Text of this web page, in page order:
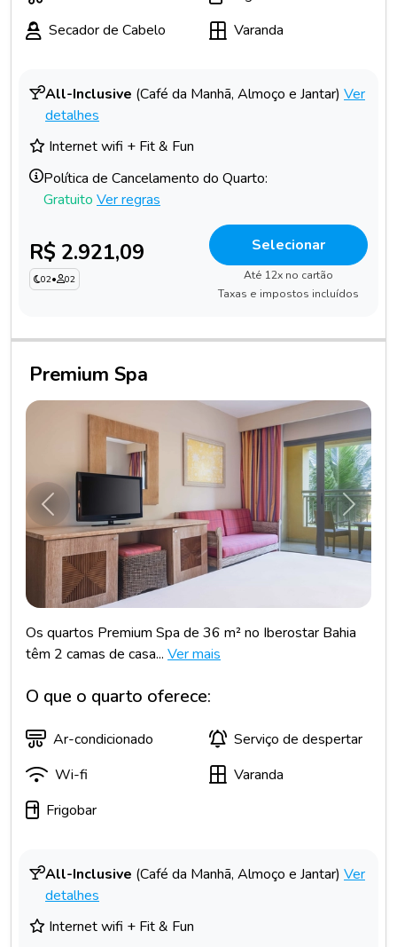
Secador de Cabelo
Varanda
All-Inclusive (Café da Manhã, Almoço e Jantar) Ver
detalhes
Internet wifi + Fit & Fun
Política de Cancelamento do Quarto:
Gratuito Ver regras
R$ 2.921,09
02• 02
Selecionar
Até 12x no cartão
Taxas e impostos incluídos
Premium Spa
Anterior
Os quartos Premium Spa de 36 m² no Iberostar Bahia
têm 2 camas de casa... Ver mais
O que o quarto oferece:
Ar-condicionado
Serviço de despertar
Wi-fi
Varanda
Frigobar
All-Inclusive (Café da Manhã, Almoço e Jantar) Ver
detalhes
Internet wifi + Fit & Fun